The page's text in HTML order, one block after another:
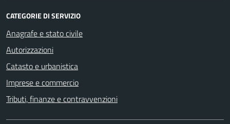
CATEGORIE DI SERVIZIO
Anagrafe e stato civile
Autorizzazioni
Catasto e urbanistica
Imprese e commercio
Tributi, finanze e contravvenzioni